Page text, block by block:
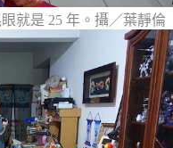
就是 25 年。攝／葉靜倫